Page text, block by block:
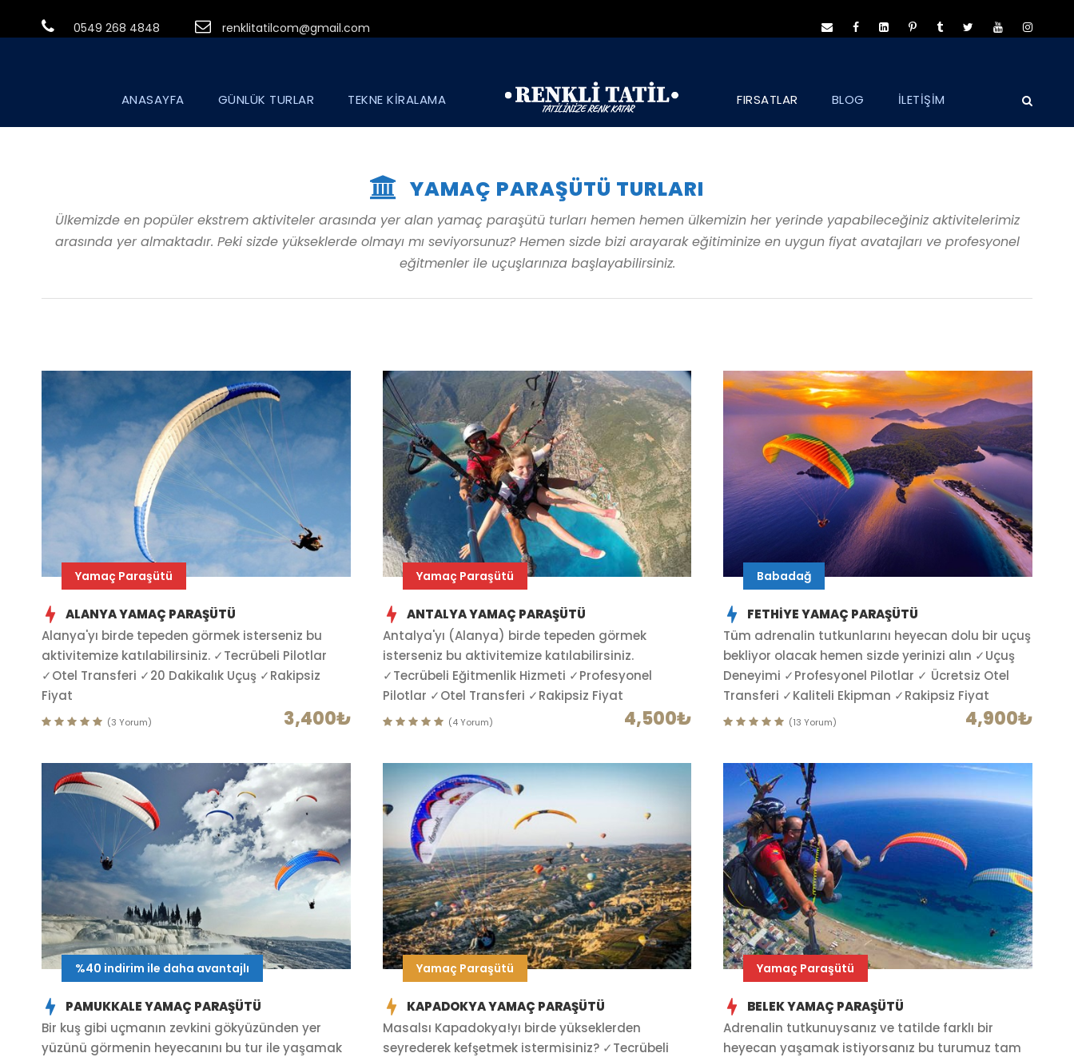
0549 268 4848 renklitatilcom@gmail.com
ANASAYFA GÜNLÜK TURLAR TEKNE KİRALAMA FIRSATLAR BLOG İLETİŞİM
YAMAÇ PARAŞÜTÜ TURLARI
Ülkemizde en popüler ekstrem aktiviteler arasında yer alan yamaç paraşütü turları hemen hemen ülkemizin her yerinde yapabileceğiniz aktivitelerimiz
arasında yer almaktadır. Peki sizde yükseklerde olmayı mı seviyorsunuz? Hemen sizde bizi arayarak eğitiminize en uygun fiyat avatajları ve profesyonel
eğitmenler ile uçuşlarınıza başlayabilirsiniz.
Yamaç Paraşütü
ALANYA YAMAÇ PARAŞÜTÜ
3,400₺
Alanya'yı birde tepeden görmek isterseniz bu
aktivitemize katılabilirsiniz. ✓Tecrübeli Pilotlar
✓Otel Transferi ✓20 Dakikalık Uçuş ✓Rakipsiz
Fiyat
(3 Yorum)
Yamaç Paraşütü
ANTALYA YAMAÇ PARAŞÜTÜ
4,500₺
Antalya'yı (Alanya) birde tepeden görmek
isterseniz bu aktivitemize katılabilirsiniz.
✓Tecrübeli Eğitmenlik Hizmeti ✓Profesyonel
Pilotlar ✓Otel Transferi ✓Rakipsiz Fiyat
(4 Yorum)
Babadağ
FETHIYE YAMAÇ PARAŞÜTÜ
4,900₺
Tüm adrenalin tutkunlarını heyecan dolu bir uçuş
bekliyor olacak hemen sizde yerinizi alın ✓Uçuş
Deneyimi ✓Profesyonel Pilotlar ✓ Ücretsiz Otel
Transferi ✓Kaliteli Ekipman ✓Rakipsiz Fiyat
(13 Yorum)
%40 indirim ile daha avantajlı
PAMUKKALE YAMAÇ PARAŞÜTÜ
Bir kuş gibi uçmanın zevkini gökyüzünden yer
yüzünü görmenin heyecanını bu tur ile yaşamak
Yamaç Paraşütü
KAPADOKYA YAMAÇ PARAŞÜTÜ
Masalsı Kapadokya!yı birde yükseklerden
seyrederek kefşetmek istermisiniz? ✓Tecrübeli
Yamaç Paraşütü
BELEK YAMAÇ PARAŞÜTÜ
Adrenalin tutkunuysanız ve tatilde farklı bir
heyecan yaşamak istiyorsanız bu turumuz tam